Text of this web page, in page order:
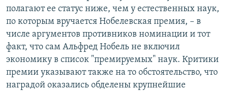
полагают ее статус ниже, чем у естественных наук,
по которым вручается Нобелевская премия, – в
числе аргументов противников номинации и тот
факт, что сам Альфред Нобель не включил
экономику в список "премируемых" наук. Критики
премии указывают также на то обстоятельство, что
наградой оказались обделены крупнейшие